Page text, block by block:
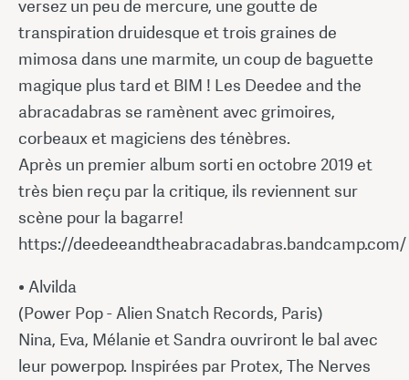
versez un peu de mercure, une goutte de
transpiration druidesque et trois graines de
mimosa dans une marmite, un coup de baguette
magique plus tard et BIM ! Les Deedee and the
abracadabras se ramènent avec grimoires,
corbeaux et magiciens des ténèbres.
Après un premier album sorti en octobre 2019 et
très bien reçu par la critique, ils reviennent sur
scène pour la bagarre!
https://deedeeandtheabracadabras.bandcamp.com/
• Alvilda
(Power Pop - Alien Snatch Records, Paris)
Nina, Eva, Mélanie et Sandra ouvriront le bal avec
leur powerpop. Inspirées par Protex, The Nerves